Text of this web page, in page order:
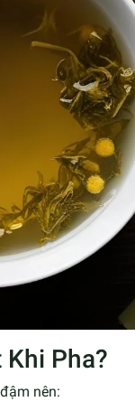
Khi Pha?
nên: